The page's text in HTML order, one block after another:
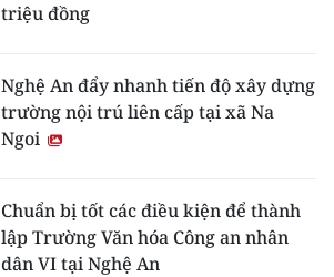
triệu đồng
Nghệ An đẩy nhanh tiến độ xây dựng
trường nội trú liên cấp tại xã Na
Ngoi
Chuẩn bị tốt các điều kiện để thành
lập Trường Văn hóa Công an nhân
dân VI tại Nghệ An